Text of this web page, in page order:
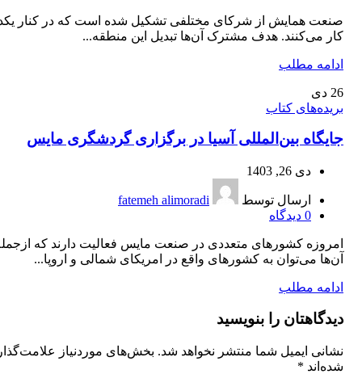
صنعت همایش از شرکای مختلفی تشکیل شده است که در کنار
کار می‌کنند. هدف مشترک آن‌ها تبدیل این منطقه...
ادامه مطلب
26 دی
بریده‌های کتاب
جایگاه بین‌المللی آسیا در برگزاری گردشگری مایس
دی 26, 1403
ارسال توسط
fatemeh alimoradi
0 دیدگاه
امروزه کشورهای متعددی در صنعت مایس فعالیت دارند که
آن‌ها می‌توان به کشورهای واقع در امریکای شمالی و اروپا...
ادامه مطلب
دیدگاهتان را بنویسید
نشانی ایمیل شما منتشر نخواهد شد. بخش‌های موردنیاز
شده‌اند *